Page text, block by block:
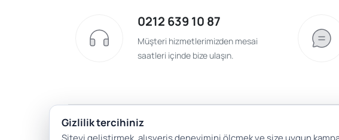
0212 639 10 87
Müşteri hizmetlerimizden mesai
saatleri içinde bize ulaşın.
Gizlilik tercihiniz